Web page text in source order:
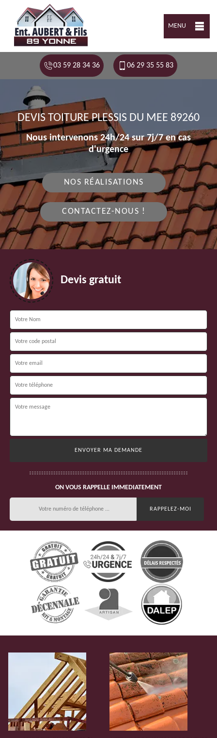
MENU
03 59 28 34 36 06 29 35 55 83
DEVIS TOITURE PLESSIS DU MEE 89260
Nous intervenons 24h/24 sur 7j/7 en cas
d'urgence
NOS RÉALISATIONS
CONTACTEZ-NOUS !
Devis gratuit
ON VOUS RAPPELLE IMMEDIATEMENT